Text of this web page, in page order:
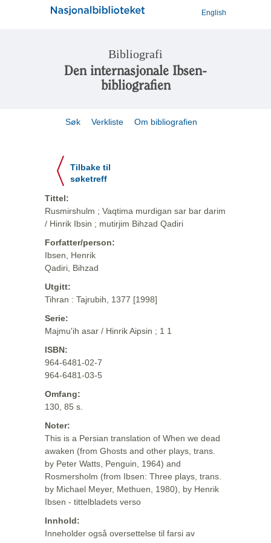
English
Bibliografi
Den internasjonale Ibsen-
bibliografien
Søk Verkliste Om bibliografien
Tilbake til
søketreff
Tittel:
Rusmirshulm ; Vaqtima murdigan sar bar darim
/ Hinrik Ibsin ; mutirjim Bihzad Qadiri
Forfatter/person:
Ibsen, Henrik
Qadiri, Bihzad
Utgitt:
Tihran : Tajrubih, 1377 [1998]
Serie:
Majmu'ih asar / Hinrik Aipsin ; 1 1
ISBN:
964-6481-02-7
964-6481-03-5
Omfang:
130, 85 s.
Noter:
This is a Persian translation of When we dead
awaken (from Ghosts and other plays, trans.
by Peter Watts, Penguin, 1964) and
Rosmersholm (from Ibsen: Three plays, trans.
by Michael Meyer, Methuen, 1980), by Henrik
Ibsen - tittelbladets verso
Innhold:
Inneholder også oversettelse til farsi av